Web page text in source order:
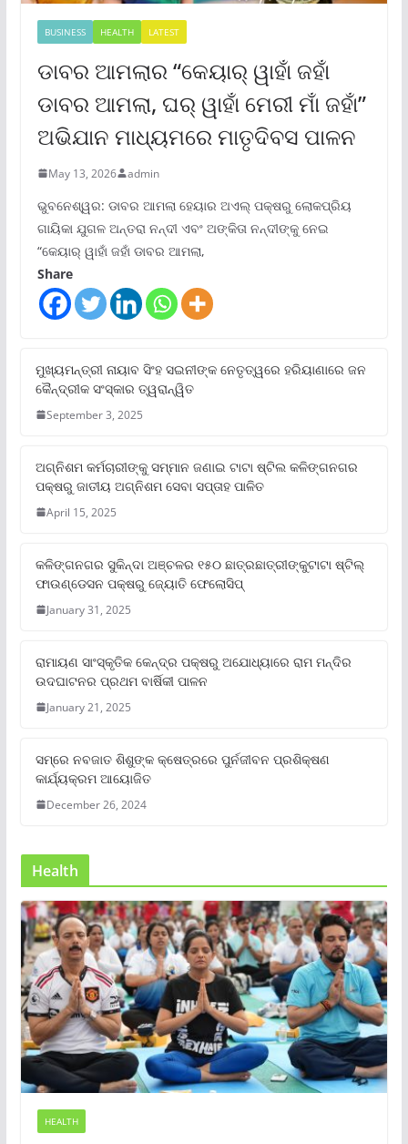
BUSINESS HEALTH LATEST
ଡାବର ଆମଲାର “କେୟାର୍ ୱାହାଁ ଜହାଁ
ଡାବର ଆମଲା, ଘର୍ ୱାହାଁ ମେରୀ ମାଁ ଜହାଁ”
ଅଭିଯାନ ମାଧ୍ୟମରେ ମାତୃଦିବସ ପାଳନ
May 13, 2026 admin
ଭୁବନେଶ୍ୱର: ଡାବର ଆମଲା ହେୟାର ଅଏଲ୍ ପକ୍ଷରୁ ଲୋକପ୍ରିୟ
ଗାୟିକା ଯୁଗଳ ଅନ୍ତରା ନନ୍ଦୀ ଏବଂ ଅଙ୍କିତା ନନ୍ଦୀଙ୍କୁ ନେଇ
“କେୟାର୍ ୱାହାଁ ଜହାଁ ଡାବର ଆମଲା,
Share
ମୁଖ୍ୟମନ୍ତ୍ରୀ ନାୟାବ ସିଂହ ସଇନୀଙ୍କ ନେତୃତ୍ୱରେ ହରିୟାଣାରେ ଜନ
କୈନ୍ଦ୍ରୀକ ସଂସ୍କାର ତ୍ୱରାନ୍ୱିତ
September 3, 2025
ଅଗ୍ନିଶମ କର୍ମଚାରୀଙ୍କୁ ସମ୍ମାନ ଜଣାଇ ଟାଟା ଷ୍ଟିଲ କଳିଙ୍ଗନଗର
ପକ୍ଷରୁ ଜାତୀୟ ଅଗ୍ନିଶମ ସେବା ସପ୍ତାହ ପାଳିତ
April 15, 2025
କଳିଙ୍ଗନଗର ସୁକିନ୍ଦା ଅଞ୍ଚଳର ୧୫୦ ଛାତ୍ରଛାତ୍ରୀଙ୍କୁଟାଟା ଷ୍ଟିଲ୍
ଫାଉଣ୍ଡେସନ ପକ୍ଷରୁ ଜ୍ୟୋତି ଫେଲୋସିପ୍‌
January 31, 2025
ରାମାୟଣ ସାଂସ୍କୃତିକ କେନ୍ଦ୍ର ପକ୍ଷରୁ ଅଯୋଧ୍ୟାରେ ରାମ ମନ୍ଦିର
ଉଦଘାଟନର ପ୍ରଥମ ବାର୍ଷିକୀ ପାଳନ
January 21, 2025
ସମ୍‌ରେ ନବଜାତ ଶିଶୁଙ୍କ କ୍ଷେତ୍ରରେ ପୁର୍ନଜୀବନ ପ୍ରଶିକ୍ଷଣ
କାର୍ଯ୍ୟକ୍ରମ ଆୟୋଜିତ
December 26, 2024
Health
HEALTH